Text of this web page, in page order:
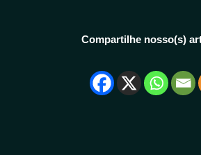
Compartilhe nosso(s)